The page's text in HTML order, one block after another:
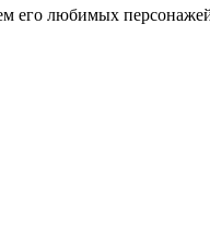
любимых